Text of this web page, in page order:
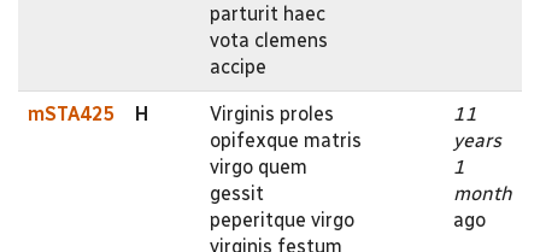
parturit haec
vota clemens
accipe
mSTA425 H
Virginis proles
opifexque matris
virgo quem
gessit
peperitque virgo
virginis festum
11
years
1
month
ago